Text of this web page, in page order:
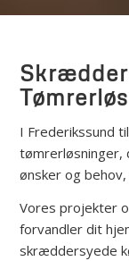
I Frederikssund
tømrerløsninger,
ønsker og
Vores projekter
forvandler dit
skræddersyede